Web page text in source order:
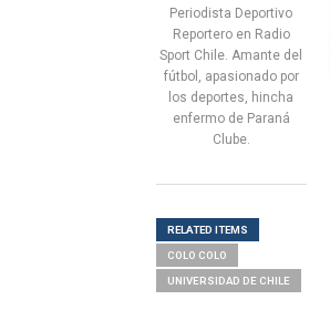
Periodista Deportivo
Reportero en Radio
Sport Chile. Amante del
fútbol, apasionado por
los deportes, hincha
enfermo de Paraná
Clube.
RELATED ITEMS
COLO COLO
UNIVERSIDAD DE CHILE